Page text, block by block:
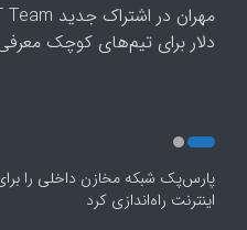
مهران در
دلار برای تیم‌های کوچک
پارس‌پک شبکه مخازن داخلی را
اینترنت راه‌اندازی کرد